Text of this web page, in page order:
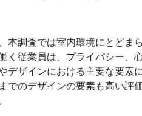
本調査では室内環境にとどま
く従業員は、プライバシー、
デザインにおける主要な要素
でのデザインの要素も高い評